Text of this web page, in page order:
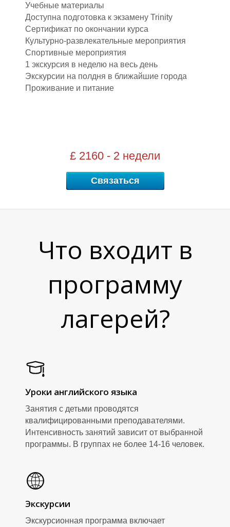
Ы
В
Учебные материалы
Доступна подготовка к экзамену Trinity
Сертификат по окончании курса
Культурно-развлекательные мероприятия
Спортивные мероприятия
1 экскурсия в неделю на весь день
Экскурсии на полдня в ближайшие города
Проживание и питание
£ 2160 - 2 недели
Связаться
Что входит в
программу
лагерей?
Уроки английского языка
Занятия с детьми проводятся
квалифицированными преподавателями.
Интенсивность занятий зависит от выбранной
программы. В группах не более 14-16 человек.
Экскурсии
Экскурсионная программа включает